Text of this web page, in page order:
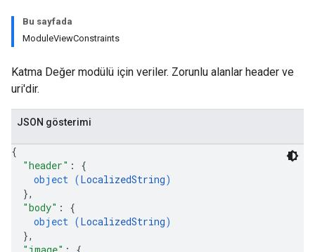
Bu sayfada
ModuleViewConstraints
Katma Değer modülü için veriler. Zorunlu alanlar header ve
uri'dir.
JSON gösterimi
{
"header" : {
object (LocalizedString)
},
"body" : {
object (LocalizedString)
},